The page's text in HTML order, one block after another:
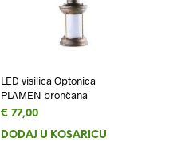
LED visilica Optonica
PLAMEN brončana
€ 77,00
DODAJ U KOŠARICU